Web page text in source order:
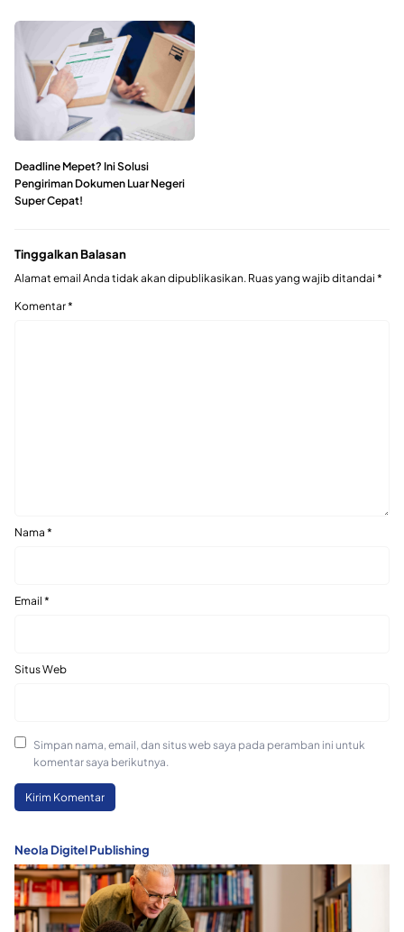
Deadline Mepet? Ini Solusi
Pengiriman Dokumen Luar Negeri
Super Cepat!
Tinggalkan Balasan
Alamat email Anda tidak akan dipublikasikan. Ruas yang wajib ditandai *
Komentar*
Nama *
Email *
Situs Web
Simpan nama, email, dan situs web saya pada peramban ini untuk
komentar saya berikutnya.
Neola Digitel Publishing